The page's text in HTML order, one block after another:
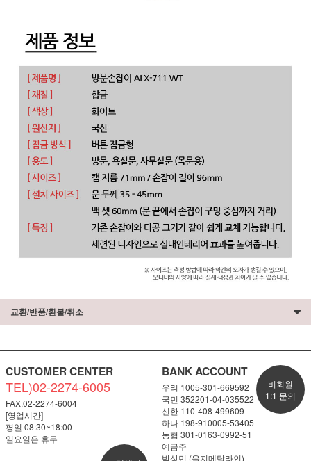
교환/반품/환불/취소
CUSTOMER CENTER
TEL)02-2274-6005
FAX.02-2274-6004
[영업시간]
평일 08:30~18:00
일요일은 휴무
BANK ACCOUNT
우리 1005-301-669592
국민 352201-04-035522
신한 110-408-499609
하나 198-910005-53405
농협 301-0163-0992-51
예금주
박상민 (을지메탈라인)
비회원
1:1 문의